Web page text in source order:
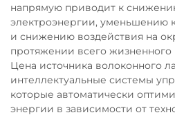
напрямую приводит к
электроэнергии, уменьшению
и снижению воздействия на
протяжении всего жизненного
Цена источника волоконного
интеллектуальные системы
которые автоматически
энергии в зависимости от